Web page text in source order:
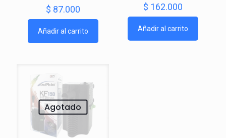
$ 87.000
Añadir al carrito
$ 162.000
Añadir al carrito
Agotado